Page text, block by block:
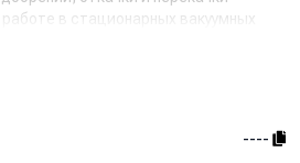
в стационарных вакуумных
сыпучих субстанций из
ходовой клапан с
ремённая
различного диаметра.
----